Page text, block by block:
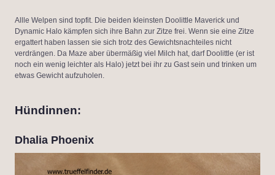
Allle Welpen sind topfit. Die beiden kleinsten Doolittle Maverick und
Dynamic Halo kämpfen sich ihre Bahn zur Zitze frei. Wenn sie eine Zitze
ergattert haben lassen sie sich trotz des Gewichtsnachteiles nicht
verdrängen. Da Maze aber übermäßig viel Milch hat, darf Doolittle (er ist
noch ein wenig leichter als Halo) jetzt bei ihr zu Gast sein und trinken um
etwas Gewicht aufzuholen.
Hündinnen:
Dhalia Phoenix